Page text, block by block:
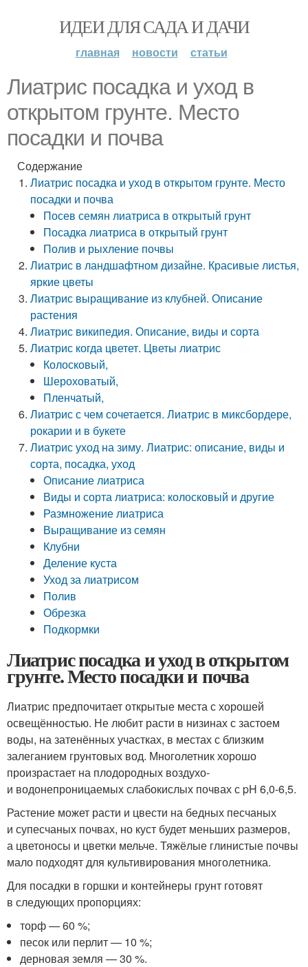
ИДЕИ ДЛЯ САДА И ДАЧИ
главная новости статьи
Лиатрис посадка и уход в
открытом грунте. Место
посадки и почва
Содержание
Лиатрис посадка и уход в открытом грунте. Место
посадки и почва
Посев семян лиатриса в открытый грунт
Посадка лиатриса в открытый грунт
Полив и рыхление почвы
Лиатрис в ландшафтном дизайне. Красивые листья,
яркие цветы
Лиатрис выращивание из клубней. Описание
растения
Лиатрис википедия. Описание, виды и сорта
Лиатрис когда цветет. Цветы лиатрис
Колосковый,
Шероховатый,
Пленчатый,
Лиатрис с чем сочетается. Лиатрис в миксбордере,
рокарии и в букете
Лиатрис уход на зиму. Лиатрис: описание, виды и
сорта, посадка, уход
Описание лиатриса
Виды и сорта лиатриса: колосковый и другие
Размножение лиатриса
Выращивание из семян
Клубни
Деление куста
Уход за лиатрисом
Полив
Обрезка
Подкормки
Лиатрис посадка и уход в открытом
грунте. Место посадки и почва
Лиатрис предпочитает открытые места с хорошей
освещённостью. Не любит расти в низинах с застоем
воды, на затенённых участках, в местах с близким
залеганием грунтовых вод. Многолетник хорошо
произрастает на плодородных воздухо-
и водонепроницаемых слабокислых почвах с pH 6,0-6,5.
Растение может расти и цвести на бедных песчаных
и супесчаных почвах, но куст будет меньших размеров,
а цветоносы и цветки мельче. Тяжёлые глинистые почвы
мало подходят для культивирования многолетника.
Для посадки в горшки и контейнеры грунт готовят
в следующих пропорциях:
торф — 60 %;
песок или перлит — 10 %;
дерновая земля — 30 %.